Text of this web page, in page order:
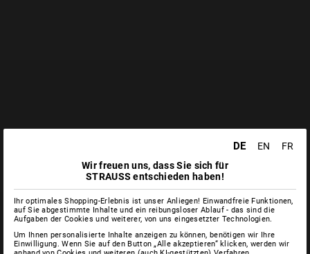
DE EN
FR
Wir freuen uns, dass Sie sich für
STRAUSS entschieden haben!
Ihr optimales Shopping-Erlebnis ist unser Anliegen! Einwandfreie Funktionen,
auf Sie abgestimmte Inhalte und ein reibungsloser Ablauf - das sind die
Aufgaben der Cookies und weiterer, von uns eingesetzter Technologien.
Um Ihnen personalisierte Inhalte anzeigen zu können, benötigen wir Ihre
Einwilligung. Wenn Sie auf den Button „Alle akzeptieren“ klicken, werden wir